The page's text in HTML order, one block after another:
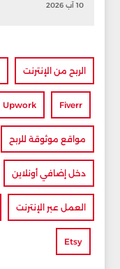
10 آب 2026
الربح من الإنترنت
Fiverr
Upwork
مواقع موثوقة للربح
دخل إضافي أونلاين
العمل عبر الإنترنت
Etsy